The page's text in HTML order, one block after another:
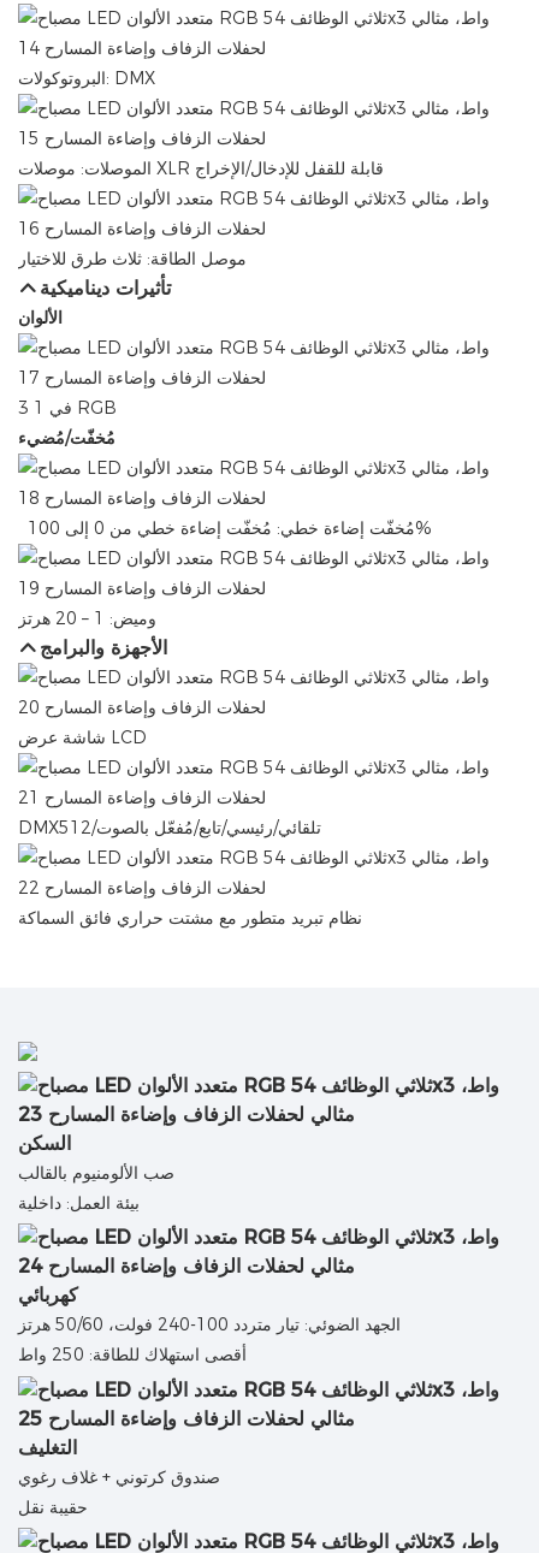
البروتوكولات: DMX
الموصلات: موصلات XLR قابلة للقفل للإدخال/الإخراج
موصل الطاقة: ثلاث طرق للاختيار
تأثيرات ديناميكية
الألوان
3 في 1 RGB
مُخفّت/مُضيء
مُخفّت إضاءة خطي: ​​مُخفّت إضاءة خطي من 0 إلى 100%
وميض: 1 – 20 هرتز
الأجهزة والبرامج
شاشة عرض LCD
DMX512/تلقائي/رئيسي/تابع/مُفعّل بالصوت
نظام تبريد متطور مع مشتت حراري فائق السماكة
السكن
صب الألومنيوم بالقالب
بيئة العمل: داخلية
كهربائي
الجهد الضوئي: تيار متردد 100-240 فولت، 50/60 هرتز
أقصى استهلاك للطاقة: 250 واط
التغليف
صندوق كرتوني + غلاف رغوي
حقيبة نقل